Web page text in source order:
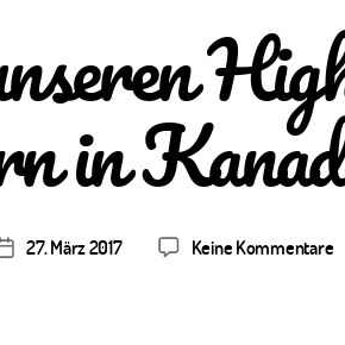
in
Veröffentlichungsdatum
27. März 2017 Keine Kommentarezu